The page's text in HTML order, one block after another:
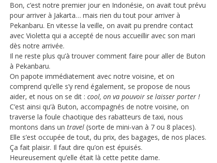
Bon, c’est notre premier jour en Indonésie, on avait tout prévu
pour arriver à Jakarta… mais rien du tout pour arriver à
Pekanbaru. En vitesse la veille, on avait pu prendre contact
avec Violetta qui a accepté de nous accueillir avec son mari
dès notre arrivée.
Il ne reste plus qu’à trouver comment faire pour aller de Buton
à Pekanbaru.
On papote immédiatement avec notre voisine, et on
comprend qu’elle s’y rend également, se propose de nous
aider, et nous on se dit : cool, on va pouvoir se laisser porter !
C’est ainsi qu’à Buton, accompagnés de notre voisine, on
traverse la foule chaotique des rabatteurs de taxi, nous
montons dans un travel (sorte de mini-van à 7 ou 8 places).
Elle s’est occupée de tout, du prix, des bagages, de nos places.
Ça fait plaisir. Il faut dire qu’on est épuisés.
Heureusement qu’elle était là cette petite dame.